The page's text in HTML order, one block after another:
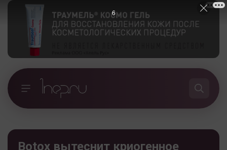
Botox вытеснит криогенное
5